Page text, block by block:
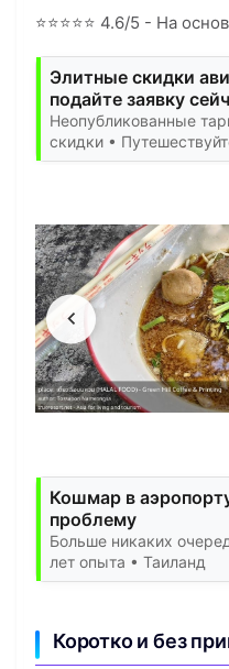
⭐⭐⭐⭐⭐ 4.6/5 - На
Элитные скидки
подайте заявку
Неопубликованные
скидки •
Кошмар в
проблему
Больше никаких
лет опыта • Таиланд
Коротко и без